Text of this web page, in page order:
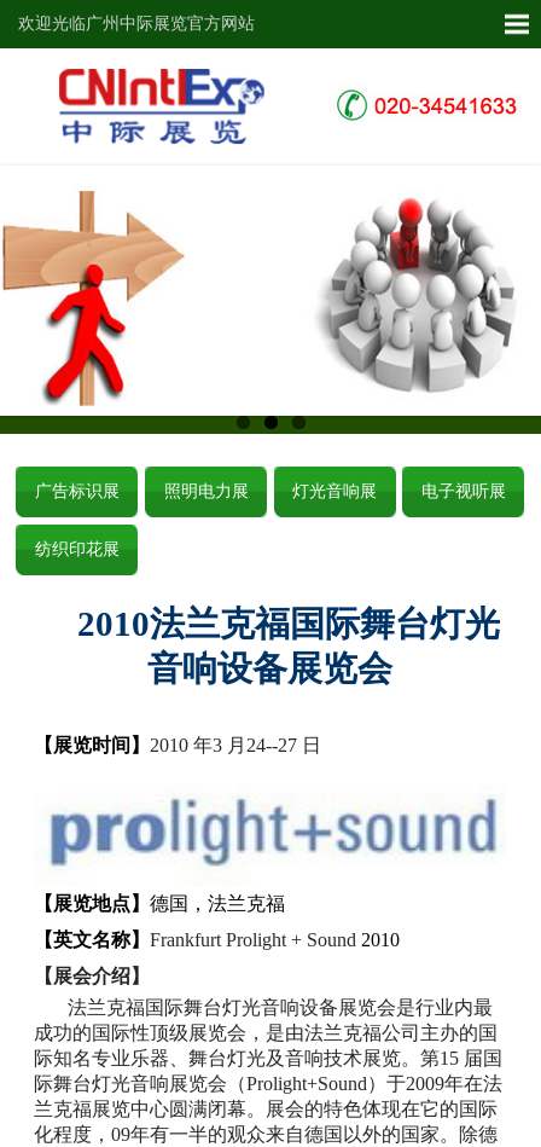
欢迎光临广州中际展览官方网站
广告标识展 照明电力展 灯光音响展 电子视听展
纺织印花展
2010法兰克福国际舞台灯光
音响设备展览会
【展览时间】 2010年3 月 24--27 日
【展览地点】德国，法兰克福
【英文名称】Frankfurt Prolight + Sound 2010
【展会介绍】
法兰克福国际舞台灯光音响设备展览会是行业内最
成功的国际性顶级展览会，是由法兰克福公司主办的国
际知名专业乐器、舞台灯光及音响技术展览。第15 届国
际舞台灯光音响展览会（Prolight+Sound）于2009年在法
兰克福展览中心圆满闭幕。展会的特色体现在它的国际
化程度，09年有一半的观众来自德国以外的国家。除德